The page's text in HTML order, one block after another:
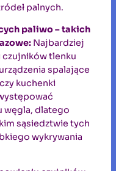
palnych.
paliwo – takich
Najbardziej
tlenku
spalające
kuchenki
węgla, dlatego
sąsiedztwie tych
wykrywania